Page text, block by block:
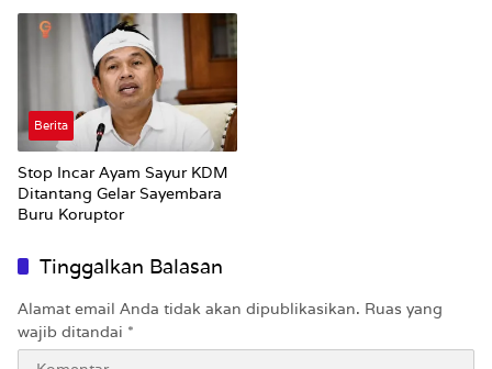
Berita
Stop Incar Ayam Sayur KDM
Ditantang Gelar Sayembara
Buru Koruptor
Tinggalkan Balasan
Alamat email Anda tidak akan dipublikasikan. Ruas yang
wajib ditandai *